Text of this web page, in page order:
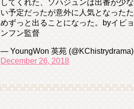
してくれた、ソハジュンは出番が少な
い予定だったが意外に人気となったた
めずっと出ることになった。byイビョ
ンフン監督
— YoungWon 英苑 (@KChistrydrama)
December 26, 2018